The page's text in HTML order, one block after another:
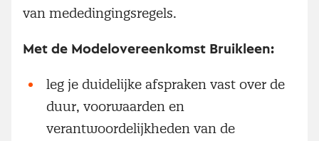
van mededingingsregels.
Met de Modelovereenkomst Bruikleen:
leg je duidelijke afspraken vast over de
duur, voorwaarden en
verantwoordelijkheden van de